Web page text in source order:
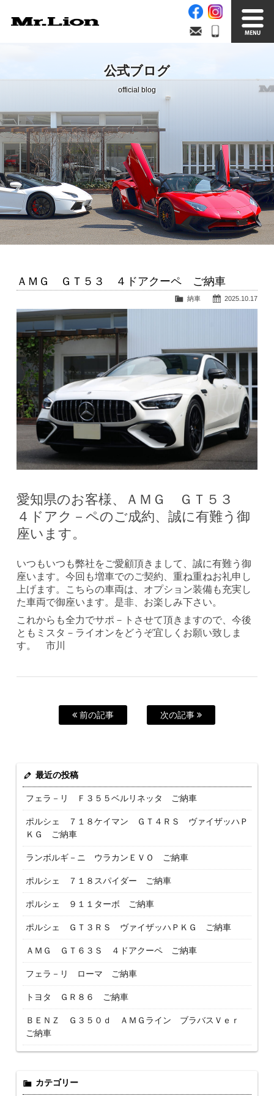
在庫車情報 買取無料査定
Factory
自社工場 サービス案内
Official Blog
公式ブログ
Company info.
会社案内
公式ブログ
official blog
ＡＭＧ ＧＴ５３ ４ドアクーペ ご納車
2025.10.17
納車
愛知県のお客様、ＡＭＧ ＧＴ５３
４ドアク－ペのご成約、誠に有難う御
座います。
いつもいつも弊社をご愛顧頂きまして、誠に有難う御
座います。今回も増車でのご契約、重ね重ねお礼申し
上げます。こちらの車両は、オプション装備も充実し
た車両で御座います。是非、お楽しみ下さい。
これからも全力でサポ－トさせて頂きますので、今後
ともミスタ－ライオンをどうぞ宜しくお願い致しま
す。 市川
前の記事 次の記事
最近の投稿
フェラ－リ Ｆ３５５ベルリネッタ ご納車
ポルシェ ７１８ケイマン ＧＴ４ＲＳ ヴァイザッハＰ
ＫＧ ご納車
ランボルギ－ニ ウラカンＥＶＯ ご納車
ポルシェ ７１８スパイダー ご納車
ポルシェ ９１１ターボ ご納車
ポルシェ ＧＴ３ＲＳ ヴァイザッハＰＫＧ ご納車
ＡＭＧ ＧＴ６３Ｓ ４ドアクーペ ご納車
フェラ－リ ローマ ご納車
トヨタ ＧＲ８６ ご納車
ＢＥＮＺ Ｇ３５０ｄ ＡＭＧライン ブラバスＶｅｒ
ご納車
カテゴリー